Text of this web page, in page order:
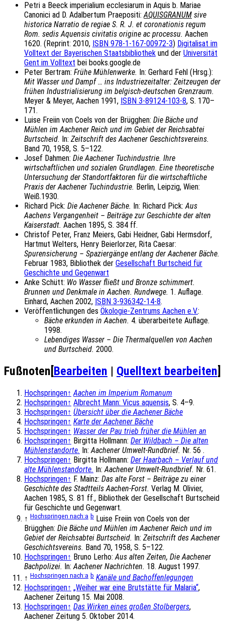
Petri a Beeck imperialium ecclesiarum in Aquis b. Mariae
Canonici ad D. Adalbertum Praepositi:AQUISGRANUM sive
historica Narratio de regiae S. R. J. et coronationis regum
Rom. sedis Aquensis civitatis origine ac processu. Aachen
1620. (Reprint: 2010, ISBN 978-1-167-00972-3) Digitalisat im
Volltext der Bayerischen Staatsbibliothek und der Universität
Gent im Volltext bei books.google.de
Peter Bertram: Frühe Mühlenwerke. In: Gerhard Fehl (Hrsg.):
Mit Wasser und Dampf … ins Industriezeitalter: Zeitzeugen der
frühen Industrialisierung im belgisch-deutschen Grenzraum.
Meyer & Meyer, Aachen 1991, ISBN 3-89124-103-8, S. 170–
171.
Luise Freiin von Coels von der Brügghen: Die Bäche und
Mühlen im Aachener Reich und im Gebiet der Reichsabtei
Burtscheid. In: Zeitschrift des Aachener Geschichtsvereins.
Band 70, 1958, S. 5–122.
Josef Dahmen: Die Aachener Tuchindustrie. Ihre
wirtschaftlichen und sozialen Grundlagen. Eine theoretische
Untersuchung der Standortfaktoren für die wirtschaftliche
Praxis der Aachener Tuchindustrie. Berlin, Leipzig, Wien:
Weiß.1930.
Richard Pick: Die Aachener Bäche. In: Richard Pick:Aus
Aachens Vergangenheit – Beiträge zur Geschichte der alten
Kaiserstadt. Aachen 1895, S. 384 ff.
Christof Peter, Franz Meiers, Gabi Heidner, Gabi Hermsdorf,
Hartmut Welters, Henry Beierlorzer, Rita Caesar:
Spurensicherung – Spaziergänge entlang der Aachener Bäche.
Februar 1983, Bibliothek der Gesellschaft Burtscheid für
Geschichte und Gegenwart
Anke Schütt: Wo Wasser fließt und Bronze schimmert.
Brunnen und Denkmale in Aachen. Rundwege. 1. Auflage.
Einhard, Aachen 2002, ISBN 3-936342-14-8.
Veröffentlichungen des Ökologie-Zentrums Aachen e.V.:
Bäche erkunden in Aachen. 4. überarbeitete Auflage.
1998.
Lebendiges Wasser – Die Thermalquellen von Aachen
und Burtscheid. 2000.
Fußnoten[Bearbeiten | Quelltext bearbeiten]
Hochspringen↑ Aachen im Imperium Romanum
Hochspringen↑ Albrecht Mann: Vicus aquensis, S. 4–9.
Hochspringen↑ Übersicht über die Aachener Bäche
Hochspringen↑ Karte der Aachener Bäche
Hochspringen↑ Wasser der Pau trieb früher die Mühlen an
Hochspringen↑ Birgitta Hollmann: Der Wildbach – Die alten
Mühlenstandorte. In:Aachener Umwelt-Rundbrief. Nr. 56 .
Hochspringen↑ Birgitta Hollmann: Der Haarbach – Verlauf und
alte Mühlenstandorte. In:Aachener Umwelt-Rundbrief. Nr. 61.
Hochspringen↑ F. Mainz: Das alte Forst – Beiträge zu einer
Geschichte des Stadtteils Aachen-Forst. Verlag M. Olivier,
Aachen 1985, S. 81 ff., Bibliothek der Gesellschaft Burtscheid
für Geschichte und Gegenwart.
↑ Hochspringen nach:a b Luise Freiin von Coels von der
Brügghen: Die Bäche und Mühlen im Aachener Reich und im
Gebiet der Reichsabtei Burtscheid. In: Zeitschrift des Aachener
Geschichtsvereins. Band 70, 1958, S. 5–122.
Hochspringen↑ Bruno Lerho:Aus alten Zeiten, Die Aachener
Bachpolizei. In:Aachener Nachrichten. 18. August 1997.
↑ Hochspringen nach:a b Kanäle und Bachoffenlegungen
Hochspringen↑ „Weiher war eine Brutstätte für Malaria“,
Aachener Zeitung 15. Mai 2008.
Hochspringen↑ Das Wirken eines großen Stolbergers,
Aachener Zeitung 5. Oktober 2014.